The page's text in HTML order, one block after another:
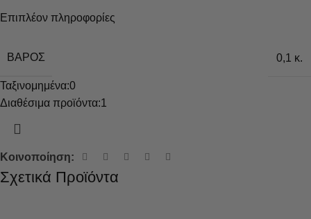
Επιπλέον πληροφορίες
ΒΆΡΟΣ 0,1 κ.
Ταξινομημένα:0
Διαθέσιμα προϊόντα:1
Κοινοποίηση:
Σχετικά Προϊόντα